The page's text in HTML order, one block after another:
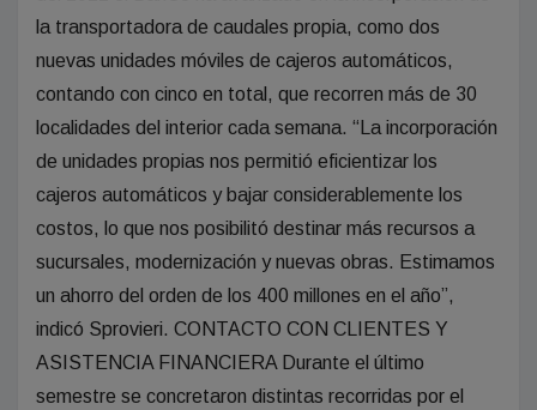
la transportadora de caudales propia, como dos
nuevas unidades móviles de cajeros automáticos,
contando con cinco en total, que recorren más de 30
localidades del interior cada semana. “La incorporación
de unidades propias nos permitió eficientizar los
cajeros automáticos y bajar considerablemente los
costos, lo que nos posibilitó destinar más recursos a
sucursales, modernización y nuevas obras. Estimamos
un ahorro del orden de los 400 millones en el año”,
indicó Sprovieri. CONTACTO CON CLIENTES Y
ASISTENCIA FINANCIERA Durante el último
semestre se concretaron distintas recorridas por el